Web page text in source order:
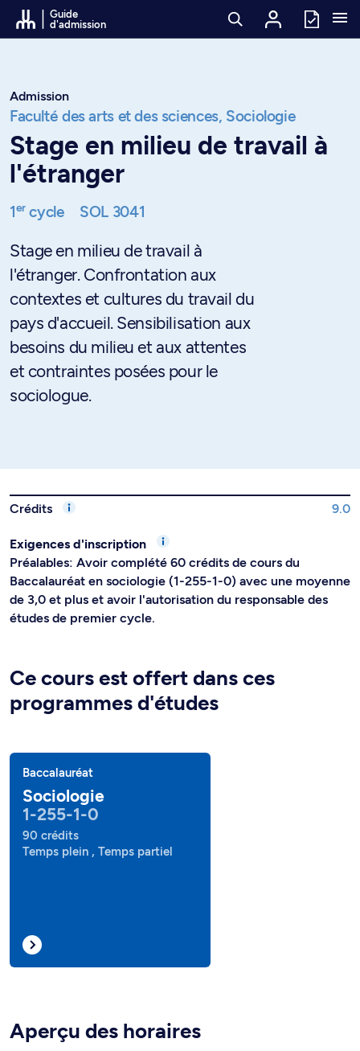
Passer au contenu
Guide
d'admission
Admission
Faculté des arts et des sciences, Sociologie
Stage en milieu de travail à
l'étranger
1ercycle SOL 3041
Stage en milieu de travail à
l'étranger. Confrontation aux
contextes et cultures du travail du
pays d'accueil. Sensibilisation aux
besoins du milieu et aux attentes
et contraintes posées pour le
sociologue.
Crédits 9.0
Exigences d'inscription
Préalables: Avoir complété 60 crédits de cours du
Baccalauréat en sociologie (1-255-1-0) avec une moyenne
de 3,0 et plus et avoir l'autorisation du responsable des
études de premier cycle.
Ce cours est offert dans ces
programmes d'études
Baccalauréat
Sociologie
1-255-1-0
90 crédits
Temps plein , Temps partiel
Aperçu des horaires